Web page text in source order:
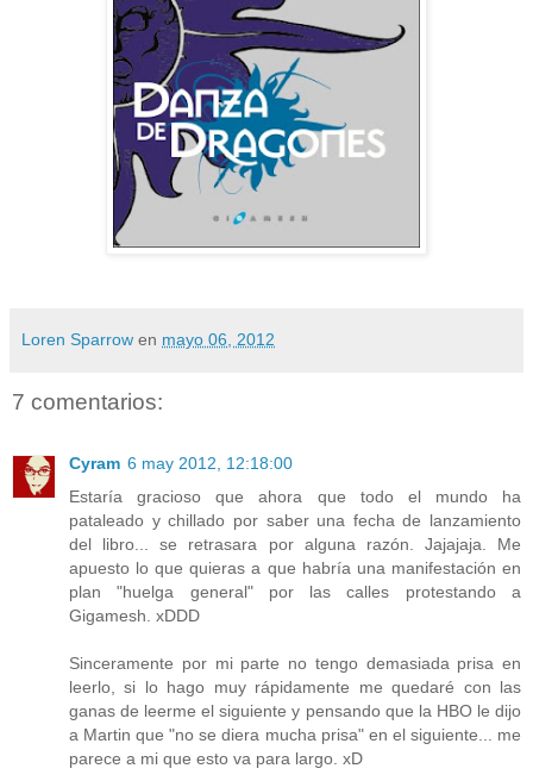
Loren Sparrow en mayo 06, 2012
7 comentarios:
Cyram 6 may 2012, 12:18:00
Estaría gracioso que ahora que todo el mundo ha
pataleado y chillado por saber una fecha de lanzamiento
del libro... se retrasara por alguna razón. Jajajaja. Me
apuesto lo que quieras a que habría una manifestación en
plan "huelga general" por las calles protestando a
Gigamesh. xDDD
Sinceramente por mi parte no tengo demasiada prisa en
leerlo, si lo hago muy rápidamente me quedaré con las
ganas de leerme el siguiente y pensando que la HBO le dijo
a Martin que "no se diera mucha prisa" en el siguiente... me
parece a mi que esto va para largo. xD